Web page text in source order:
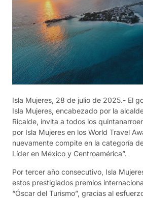
Isla Mujeres, 28 de julio de 2025.- El
Isla Mujeres, encabezado por la
Ricalde, invita a todos los
por Isla Mujeres en los World Travel
nuevamente compite en la categoría
Líder en México y Centroamérica”.
Por tercer año consecutivo, Isla
estos prestigiados premios
“Óscar del Turismo”, gracias al